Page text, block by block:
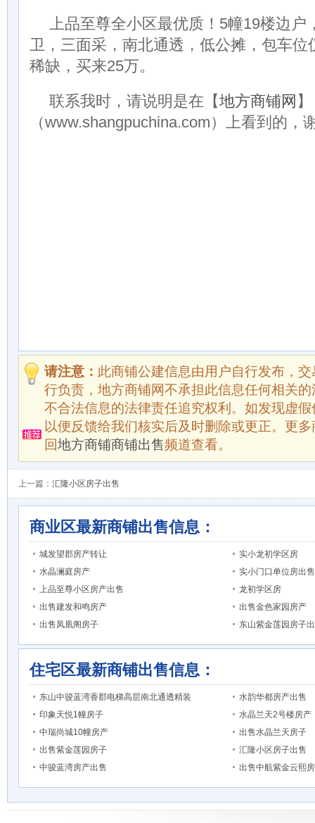
上品至尊全小区最优质！5幢19楼边户
卫，三面采，南北通透，低公摊，包车位
稀缺，买来25万。
联系我时，请说明是在【地方商铺网 】
（www.shangpuchina.com）上看到的，
请注意： 此商铺公建信息由用户自行发布，
行负责，地方商铺网不承担此信息任何相关
不合法信息的法律责任追究权利。如发现虚
以便反馈给我们核实后及时删除或更正。更
回地方商铺商铺出售频道查看。
上一篇： 汇隆小区房子出售
商业区最新商铺出售信息：
城发望郡房产转让
实小龙初学区房
水晶澜庭房产
实小门口单位房出售
上品至尊小区房产出售
龙初学区房
出售建发和鸣房产
出售金色家园房产
出售凤凰阁房子
东山紫金莲园房子
住宅区最新商铺出售信息：
东山中骏蓝湾香郡电梯高层南北通透精装
水韵华都房产出售
印象天悦1幢房子
水晶兰天2号楼房产
中瑞尚城10幢房产
出售水晶兰天房子
出售紫金莲园房子
汇隆小区房子出售
中骏蓝湾房产出售
出售中航紫金云熙